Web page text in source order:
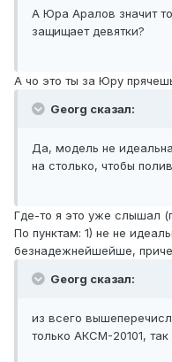
А Юра Аралов значит
защищает девятки?
А чо это ты за Юру
Georg сказал:
Да, модель не
на столько, чтобы
Где-то я это уже слышал
По пунктам: 1) не не
безнадежнейшейше,
Georg сказал:
из всего
только АКСМ-20101,